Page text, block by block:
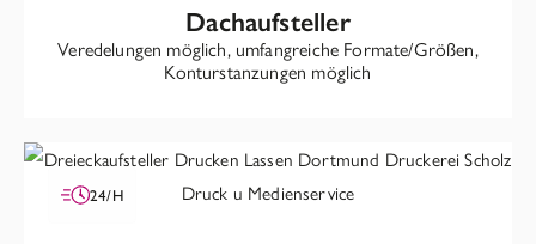
Dachaufsteller
Veredelungen möglich, umfangreiche Formate/Größen,
Konturstanzungen möglich
24/H